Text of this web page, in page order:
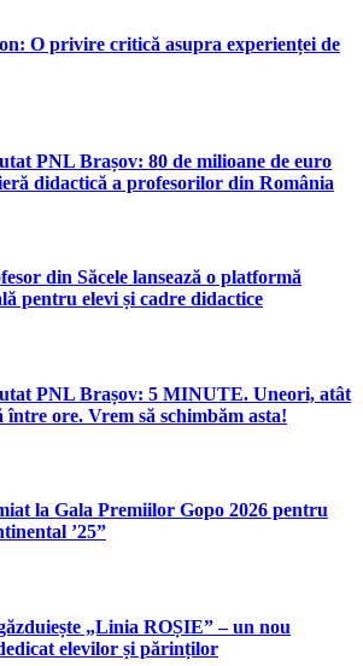
O privire critică asupra experienței de
PNL Brașov: 80 de milioane de euro
didactică a profesorilor din România
din Săcele lansează o platformă
pentru elevi și cadre didactice
PNL Brașov: 5 MINUTE. Uneori, atât
ore. Vrem să schimbăm asta!
la Gala Premiilor Gopo 2026 pentru
’25”
„Linia ROȘIE” – un nou
elevilor și părinților